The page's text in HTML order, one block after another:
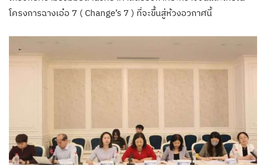
โครงการฉางเอ๋อ 7 ( Change’s 7 ) ที่จะขึ้นสู่ห้วงอวกาศนี้